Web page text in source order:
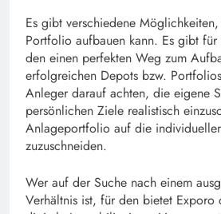
Es gibt verschiedene
Portfolio aufbauen kann. Es gibt
den einen perfekten Weg zum
erfolgreichen Depots bzw.
Anleger darauf achten, die eigene
persönlichen Ziele realistisch
Anlageportfolio auf die
zuzuschneiden.
Wer auf der Suche nach einem
Verhältnis ist, für den bietet